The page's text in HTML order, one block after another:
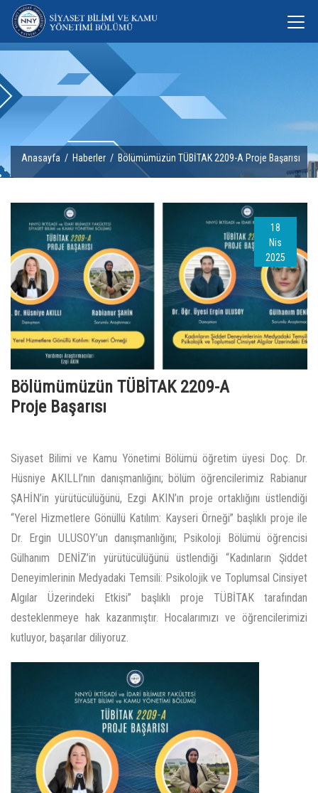
Anasayfa / Haberler / Bölümümüzün TÜBİTAK 2209-A Proje Başarısı
18
Nis
2025
Bölümümüzün TÜBİTAK 2209-A
Proje Başarısı
Siyaset Bilimi ve Kamu Yönetimi Bölümü öğretim üyesi Doç. Dr.
Hüsniye AKILLI’nın danışmanlığını; bölüm öğrencilerimiz Rabianur
ŞAHİN’in yürütücülüğünü, Ezgi AKIN’ın proje ortaklığını üstlendiği
“Yerel Hizmetlere Gönüllü Katılım: Kayseri Örneği” başlıklı proje ile
Dr. Ergin ULUSOY’un danışmanlığını; Psikoloji Bölümü öğrencisi
Gülhanım DENİZ’in yürütücülüğünü üstlendiği “Kadınların Şiddet
Deneyimlerinin Medyadaki Temsili: Psikolojik ve Toplumsal Cinsiyet
Algılar Üzerindeki Etkisi” başlıklı proje TÜBİTAK tarafından
desteklenmeye hak kazanmıştır. Hocalarımızı ve öğrencilerimizi
kutluyor, başarılar diliyoruz.